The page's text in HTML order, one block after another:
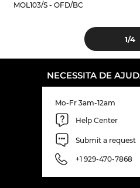
MOL103/S - OFD/BC
1/4
NECESSITA DE
Mo-Fr 3am-12am
Help Center
Submit a request
+1 929-470-7868